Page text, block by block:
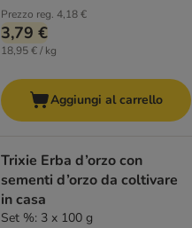
Prezzo reg. 4,18 €
3,79 €
18,95 € / kg
Aggiungi al carrello
Trixie Erba d’orzo con
sementi d’orzo da coltivare
in casa
Set %: 3 x 100 g